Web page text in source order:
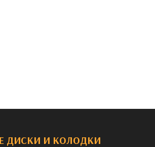
ДИСКИ И КОЛОДКИ